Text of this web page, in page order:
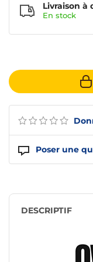
Poser une
Livraison à
En stock
DESCRIPTIF